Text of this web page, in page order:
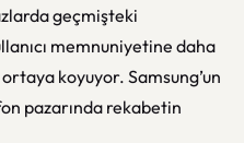
geçmişteki
memnuniyetine daha
koyuyor. Samsung’un
pazarında rekabetin